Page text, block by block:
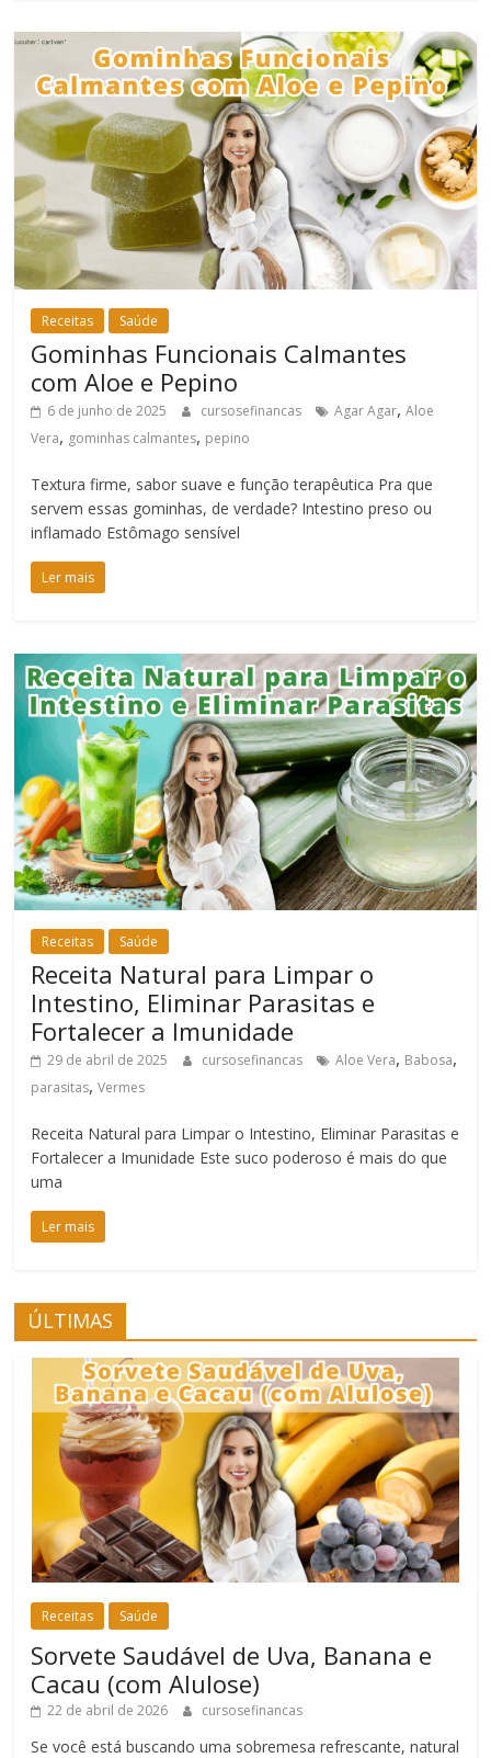
Receitas Saúde
Gominhas Funcionais Calmantes
com Aloe e Pepino
6 de junho de 2025 cursosefinancas Agar Agar,Aloe
Vera, gominhas calmantes, pepino
Textura firme, sabor suave e função terapêutica Pra que
servem essas gominhas, de verdade? Intestino preso ou
inflamado Estômago sensível
Ler mais
Receitas Saúde
Receita Natural para Limpar o
Intestino, Eliminar Parasitas e
Fortalecer a Imunidade
29 de abril de 2025 cursosefinancas Aloe Vera, Babosa,
parasitas,Vermes
Receita Natural para Limpar o Intestino, Eliminar Parasitas e
Fortalecer a Imunidade Este suco poderoso é mais do que
uma
Ler mais
ÚLTIMAS
Receitas Saúde
Sorvete Saudável de Uva, Banana e
Cacau (com Alulose)
22 de abril de 2026 cursosefinancas
Se você está buscando uma sobremesa refrescante, natural